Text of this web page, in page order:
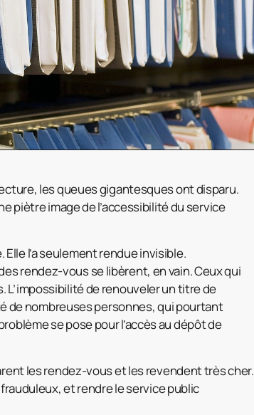
les queues gigantesques ont disparu.
piètre image de l’accessibilité du service
l’a seulement rendue invisible.
rendez-vous se libèrent, en vain. Ceux qui
L’impossibilité de renouveler un titre de
de nombreuses personnes, qui pourtant
se pose pour l’accès au dépôt de
les rendez-vous et les revendent très cher.
et rendre le service public